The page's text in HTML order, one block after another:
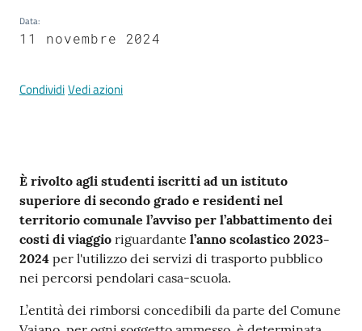
Seguici
su
Data:
11 novembre 2024
CondividiVedi azioni
Contenuto
È rivolto agli studenti iscritti ad un istituto
superiore di secondo grado e residenti nel
territorio comunale l’avviso per l’abbattimento dei
costi di viaggio riguardante l’anno scolastico 2023-
2024 per l'utilizzo dei servizi di trasporto pubblico
nei percorsi pendolari casa-scuola.
L’entità dei rimborsi concedibili da parte del Comune